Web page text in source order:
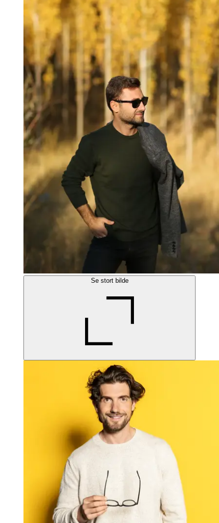
Se stort bilde